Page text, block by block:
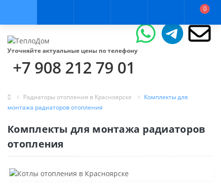
0
Уточняйте актуальные цены по телефону
+7 908 212 79 01
Радиаторы отопления в Красноярске
Комплекты для
монтажа радиаторов отопления
Комплекты для монтажа радиаторов
отопления